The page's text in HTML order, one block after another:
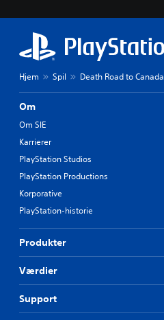
Hjem Spil Death Road to Canada
Om
Om SIE
Karrierer
PlayStation Studios
PlayStation Productions
Korporative
PlayStation-historie
Produkter
Værdier
Support